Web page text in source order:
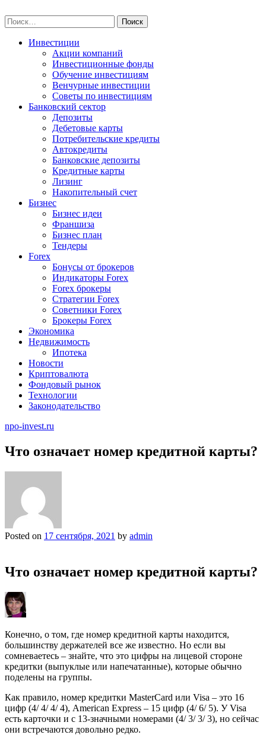
to
content
Найти:
Инвестиции
Акции компаний
Инвестиционные фонды
Обучение инвестициям
Венчурные инвестиции
Советы по инвестициям
Банковский сектор
Депозиты
Дебетовые карты
Потребительские кредиты
Автокредиты
Банковские депозиты
Кредитные карты
Лизинг
Накопительный счет
Бизнес
Бизнес идеи
Франшиза
Бизнес план
Тендеры
Forex
Бонусы от брокеров
Индикаторы Forex
Forex брокеры
Стратегии Forex
Советники Forex
Брокеры Forex
Экономика
Недвижимость
Ипотека
Новости
Криптовалюта
Фондовый рынок
Технологии
Законодательство
npo-invest.ru
Что означает номер кредитной карты?
Posted on 17 сентября, 2021 by admin
Что означает номер кредитной карты?
Конечно, о том, где номер кредитной карты находится,
большинству держателей все же известно. Но если вы
сомневаетесь – знайте, что это цифры на лицевой стороне
кредитки (выпуклые или напечатанные), которые обычно
поделены на группы.
Как правило, номер кредитки MasterCard или Visa – это 16
цифр (4/ 4/ 4/ 4), American Express – 15 цифр (4/ 6/ 5). У Visa
есть карточки и с 13-значными номерами (4/ 3/ 3/ 3), но сейчас
они встречаются довольно редко.